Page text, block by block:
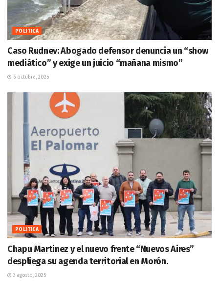
POLITICA
Caso Rudnev: Abogado defensor denuncia un “show
mediático” y exige un juicio “mañana mismo”
6 octubre, 2025
POLITICA
Chapu Martinez y el nuevo frente “Nuevos Aires”
despliega su agenda territorial en Morón.
3 agosto, 2025